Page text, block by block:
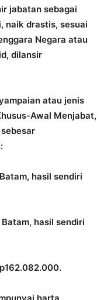
jabatan sebagai
naik drastis, sesuai
Negara atau
dilansir
atau jenis
Awal Menjabat,
hasil sendiri
hasil sendiri